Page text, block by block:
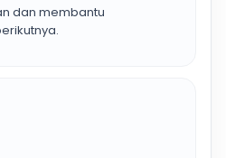
dan membantu